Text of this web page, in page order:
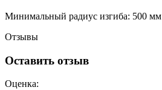
Минимальный радиус изгиба: 500 мм
Отзывы
Оставить отзыв
Оценка: